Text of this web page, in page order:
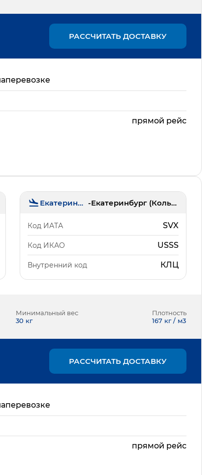
РАССЧИТАТЬ ДОСТАВКУ
прямой рейс
Екатеринбург - Екатеринбург (Кольцово)
Код ИАТА SVX
Код ИКАО USSS
Внутренний код КЛЦ
Минимальный вес
30 кг
Плотность
167 кг / м3
РАССЧИТАТЬ ДОСТАВКУ
прямой рейс